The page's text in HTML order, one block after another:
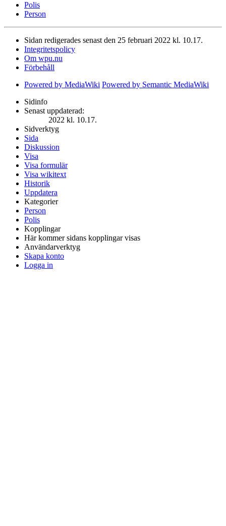
Polis
Person
Sidan redigerades senast den 25 februari 2022 kl. 10.17.
Integritetspolicy
Om wpu.nu
Förbehåll
Powered by MediaWiki Powered by Semantic MediaWiki
Sidinfo
Senast uppdaterad:
2022 kl. 10.17.
Sidverktyg
Sida
Diskussion
Visa
Visa formulär
Visa wikitext
Historik
Uppdatera
Kategorier
Person
Polis
Kopplingar
Här kommer sidans kopplingar visas
Användarverktyg
Skapa konto
Logga in